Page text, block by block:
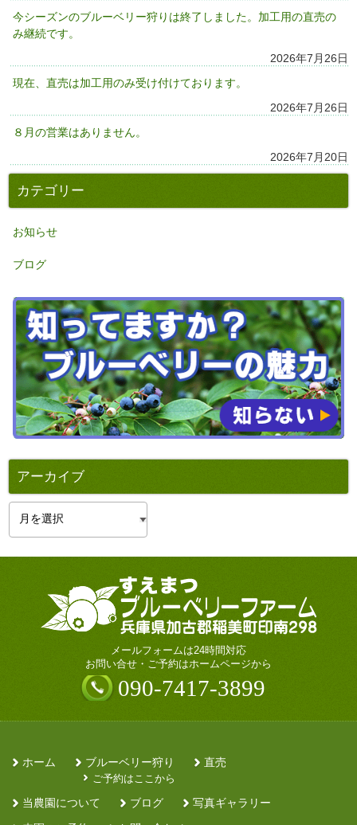
今シーズンのブルーベリー狩りは終了しました。加工用の直売の
み継続です。
2026年7月26日
現在、直売は加工用のみ受け付けております。
2026年7月26日
８月の営業はありません。
2026年7月20日
カテゴリー
お知らせ
ブログ
アーカイブ
イ
メールフォームは24時間対応
お問い合せ・ご予約はホームページから
090-7417-3899
ホーム
ブルーベリー狩り
ご予約はここから
直売
当農園について ブログ 写真ギャラリー